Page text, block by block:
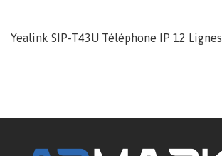
Yealink SIP-T43U Téléphone IP 12 Lignes